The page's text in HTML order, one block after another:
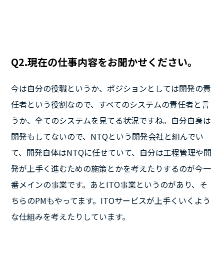
Q2.現在の仕事内容をお聞かせください。
今は自分の役職というか、ポジションとしては開発の責
任者という役割なので、すべてのシステムの責任者と言
うか、全てのシステムを見てる状況ですね。自分自身は
開発もしてないので、NTQという開発会社と組んでい
て、開発自体はNTQに任せていて、自分は工程管理や開
発が上手く進むための施策とかを考えたりするのが今一
番メインの事業です。あとITO事業というのがあり、そ
ちらのPMもやってます。ITOサービスが上手くいくよう
な仕組みを考えたりしています。